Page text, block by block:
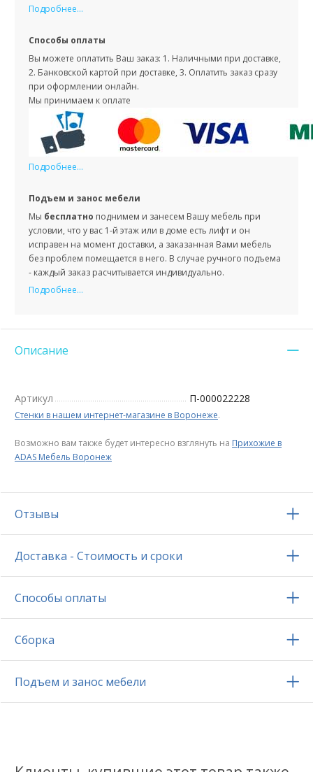
Подробнее...
Способы оплаты
Вы можете оплатить Ваш заказ: 1. Наличными при доставке,
2. Банковской картой при доставке, 3. Оплатить заказ сразу
при оформлении онлайн.
Мы принимаем к оплате
Подробнее...
Подъем и занос мебели
Мы бесплатно поднимем и занесем Вашу мебель при
условии, что у вас 1-й этаж или в доме есть лифт и он
исправен на момент доставки, а заказанная Вами мебель
без проблем помещается в него. В случае ручного подъема
- каждый заказ расчитывается индивидуально.
Подробнее...
Описание
Артикул П-000022228
Стенки в нашем интернет-магазине в Воронеже.
Возможно вам также будет интересно взглянуть на Прихожие в
ADAS Мебель Воронеж
Отзывы
Доставка - Стоимость и сроки
Способы оплаты
Сборка
Подъем и занос мебели